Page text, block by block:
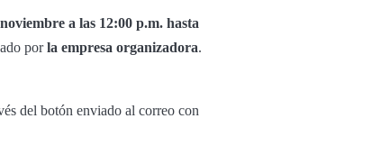
a las 12:00 p.m. hasta
porla empresa organizadora.
del botón enviado al correo con